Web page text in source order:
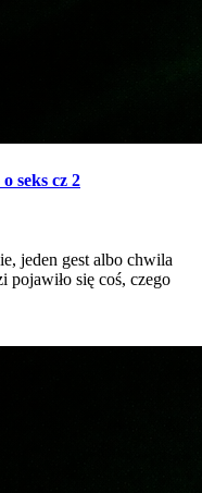
seks cz 2
jeden gest albo chwila
pojawiło się coś, czego